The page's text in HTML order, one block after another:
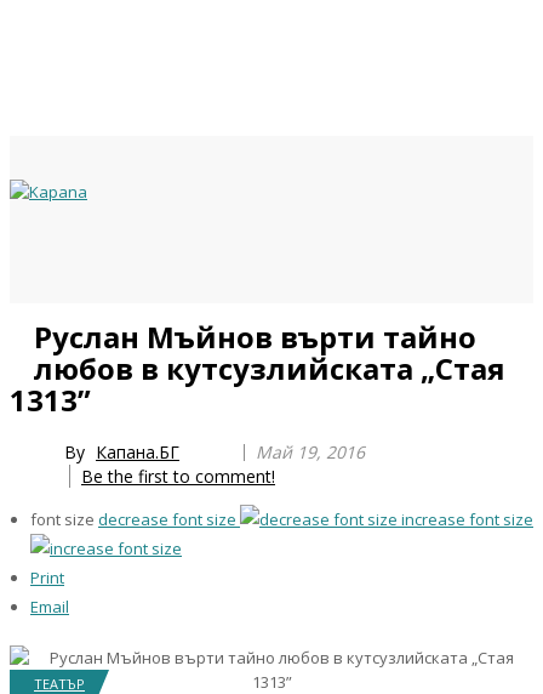
Руслан Мъйнов върти тайно
любов в кутсузлийската „Стая
1313”
By Капана.БГ
Май 19, 2016
Be the first to comment!
font size decrease font size increase font size
Print
Email
ТЕАТЪР
Year
Month
Year
Month